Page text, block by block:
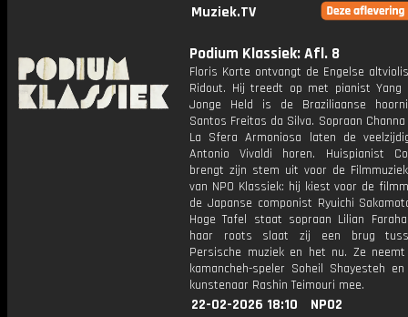
Muziek.TV
Podium Klassiek: Afl. 8
Floris Korte ontvangt de Engelse
Ridout. Hij treedt op met pianist Yang
Jonge Held is de Braziliaanse
Santos Freitas da Silva. Sopraan
La Sfera Armoniosa laten de
Antonio Vivaldi horen. Huispianist
brengt zijn stem uit voor de
van NPO Klassiek: hij kiest voor de
de Japanse componist Ryuichi
Hoge Tafel staat sopraan Lilian
haar roots slaat zij een brug
Persische muziek en het nu. Ze
kamancheh-speler Soheil Shayesteh
kunstenaar Rashin Teimouri mee.
22-02-2026 18:10
NPO2